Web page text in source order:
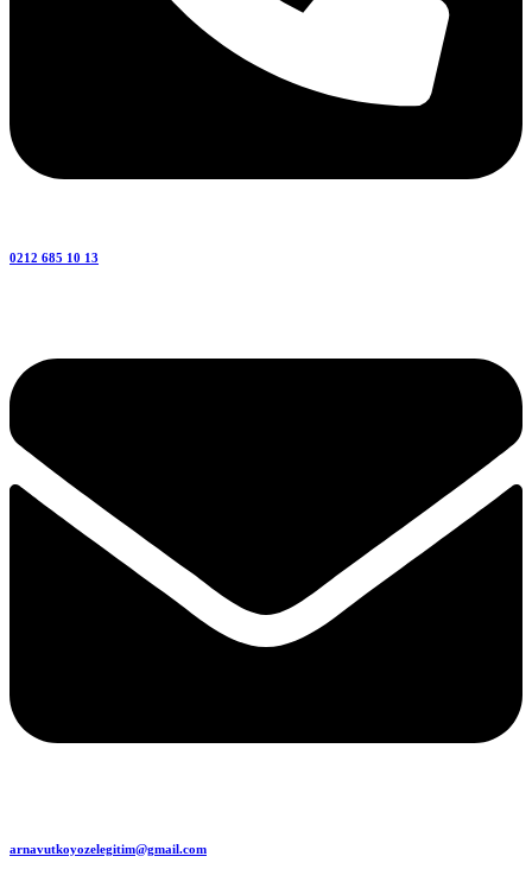
0212 685 10 13
arnavutkoyozelegitim@gmail.com